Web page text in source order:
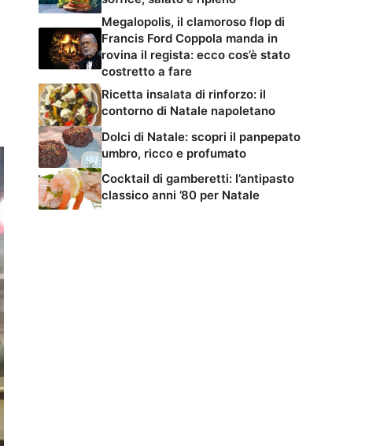
Megalopolis, il clamoroso flop di
Francis Ford Coppola manda in
rovina il regista: ecco cos’è stato
costretto a fare
Ricetta insalata di rinforzo: il
contorno di Natale napoletano
Dolci di Natale: scopri il panpepato
umbro, ricco e profumato
Cocktail di gamberetti: l’antipasto
classico anni ’80 per Natale